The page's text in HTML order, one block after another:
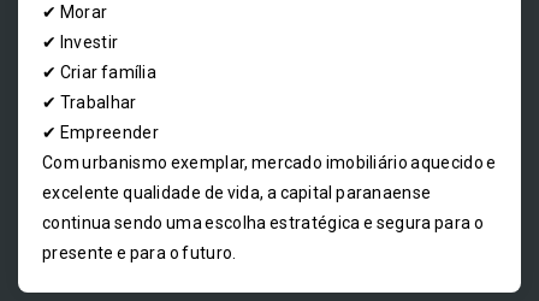
✔ Morar
✔ Investir
✔ Criar família
✔ Trabalhar
✔ Empreender
Com urbanismo exemplar, mercado imobiliário aquecido e
excelente qualidade de vida, a capital paranaense
continua sendo uma escolha estratégica e segura para o
presente e para o futuro.